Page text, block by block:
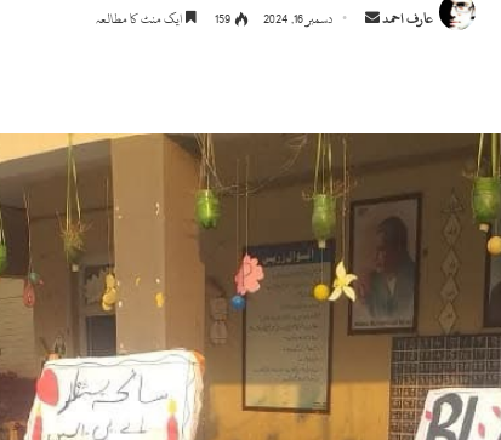
عارف احمد
Send دسمبر 16, 2024 159 ایک منٹ کا مطالعہ